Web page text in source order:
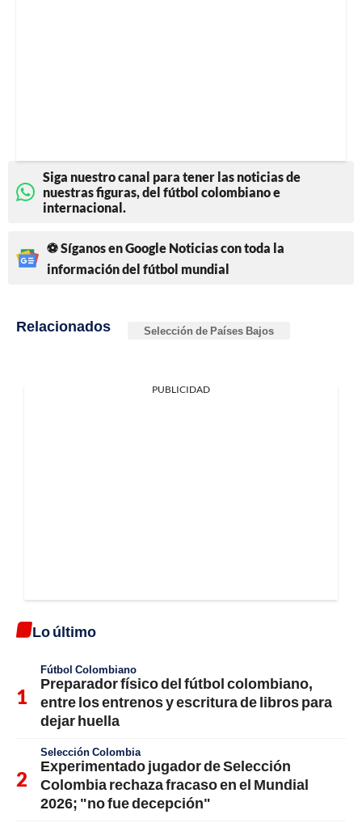
Siga nuestro canal para tener las noticias de
nuestras figuras, del fútbol colombiano e
internacional.
⚽ Síganos en Google Noticias con toda la
información del fútbol mundial
Relacionados Selección de Países Bajos
PUBLICIDAD
Lo último
Fútbol Colombiano
Preparador físico del fútbol colombiano,
entre los entrenos y escritura de libros para
dejar huella
Selección Colombia
Experimentado jugador de Selección
Colombia rechaza fracaso en el Mundial
2026; "no fue decepción"